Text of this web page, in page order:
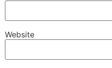
Website